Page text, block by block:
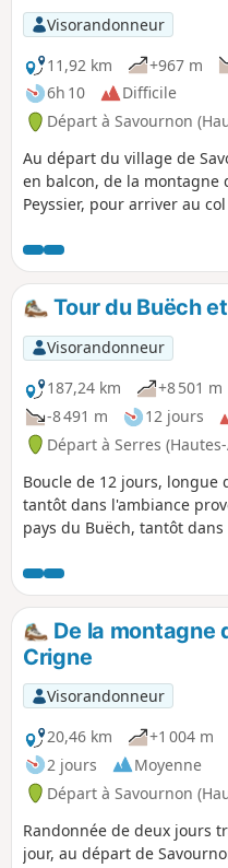
Visorandonneur
11,92 km
+967 m
6h 10
Difficile
Départ à Savournon
Au départ du village de
en balcon, de la montagne
Peyssier, pour arriver au
montée raide mais
Tour du Buëch
Visorandonneur
187,24 km
+8 501 m
-8 491 m
12 jours
Départ à Serres
Boucle de 12 jours, longue
tantôt dans l'ambiance
pays du Buëch, tantôt dans
emprunterez les GR®93 et
Tour du Buëch et Tour du
des PR®. Ce périple se veut
exigeant et dépaysant.
conditions de neige, vous
découvrir de mai à octobre.
De la montagne
Crigne
Visorandonneur
20,46 km
+1 004 m
2 jours
Moyenne
Départ à Savournon
Randonnée de deux jours
jour, au départ de